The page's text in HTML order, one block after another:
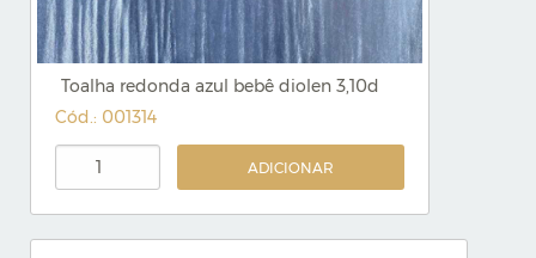
Toalha redonda azul bebê diolen 3,10d
Cód.: 001314
ADICIONAR